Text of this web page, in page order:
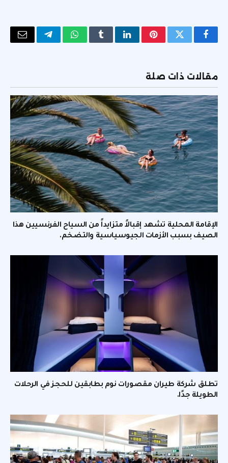
فيسبوكتويتر بينتيريستلينكدإنTumblrواتسابتيلقرامالبريد
مقالات ذات صلة
الإقامة المحلية تشهد إقبالاً متزايداً من السياح الفرنسيين هذا
الصيف بسبب الأزمات الجيوسياسية والتضخم.
تطلق شركة طيران مقصورات نوم بطابقين للحجز في الرحلات
الطويلة جدًا.